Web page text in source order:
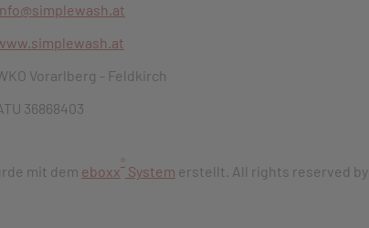
Vorarlberg - Feldkirch
36868403
mit dem eboxx
®
System erstellt. All rights reserved by